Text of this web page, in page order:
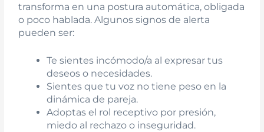
transforma en una postura automática, obligada
o poco hablada. Algunos signos de alerta
pueden ser:
Te sientes incómodo/a al expresar tus
deseos o necesidades.
Sientes que tu voz no tiene peso en la
dinámica de pareja.
Adoptas el rol receptivo por presión,
miedo al rechazo o inseguridad.